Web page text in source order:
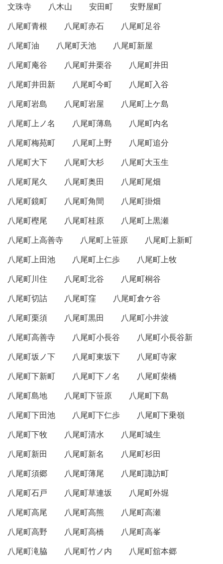
文珠寺 八木山 安田町
安野屋町
八尾町青根
八尾町赤石
八尾町足谷
八尾町油
八尾町天池
八尾町新屋
八尾町庵谷
八尾町井栗谷
八尾町井田
八尾町井田新
八尾町今町
八尾町入谷
八尾町岩島
八尾町岩屋
八尾町上ケ島
八尾町上ノ名
八尾町薄島
八尾町内名
八尾町梅苑町
八尾町上野
八尾町追分
八尾町大下
八尾町大杉
八尾町大玉生
八尾町尾久
八尾町奥田
八尾町尾畑
八尾町鏡町
八尾町角間
八尾町掛畑
八尾町樫尾
八尾町桂原
八尾町上黒瀬
八尾町上高善寺
八尾町上笹原
八尾町上新町
八尾町上田池
八尾町上仁歩
八尾町上牧
八尾町川住
八尾町北谷
八尾町桐谷
八尾町切詰
八尾町窪
八尾町倉ケ谷
八尾町栗須
八尾町黒田
八尾町小井波
八尾町高善寺
八尾町小長谷
八尾町小長谷新
八尾町坂ノ下
八尾町東坂下
八尾町寺家
八尾町下新町
八尾町下ノ名
八尾町柴橋
八尾町島地
八尾町下笹原
八尾町下島
八尾町下田池
八尾町下仁歩
八尾町下乗嶺
八尾町下牧
八尾町清水
八尾町城生
八尾町新田
八尾町新名
八尾町杉田
八尾町須郷
八尾町薄尾
八尾町諏訪町
八尾町石戸
八尾町草連坂
八尾町外堀
八尾町高尾
八尾町高熊
八尾町高瀬
八尾町高野
八尾町高橋
八尾町高峯
八尾町滝脇
八尾町竹ノ内
八尾町舘本郷